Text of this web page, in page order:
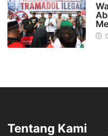
Tentang Kami